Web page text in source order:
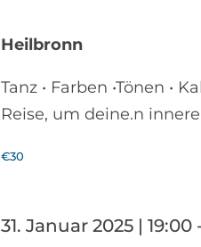
Heilbronn
Tanz • Farben •Tönen •
Reise, um deine.n
€30
31. Januar 2025 | 19:00